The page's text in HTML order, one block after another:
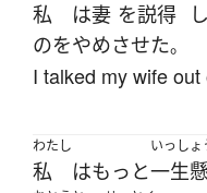
私 は妻 を説得
のをやめさせた。
I talked my wife
わたし
私 はもっと
いっしょ
一生